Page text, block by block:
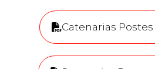
Catenarias